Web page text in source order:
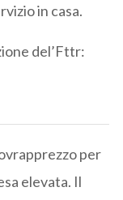
in casa.
del’Fttr:
per
elevata. Il